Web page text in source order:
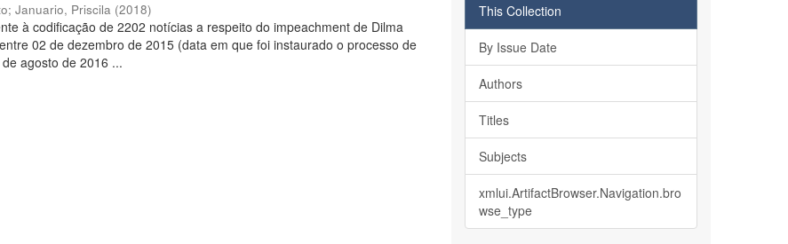
;Januario, Priscila (2018)
à codificação de 2202 notícias a respeito do impeachment de Dilma
02 de dezembro de 2015 (data em que foi instaurado o processo de
agosto de 2016 ...
This Collection
By Issue Date
Authors
Titles
Subjects
xmlui.ArtifactBrowser.Navigation.bro
wse_type